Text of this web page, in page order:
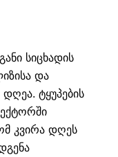
სიცხადის
და
ტყუპების
კვირა დღეს